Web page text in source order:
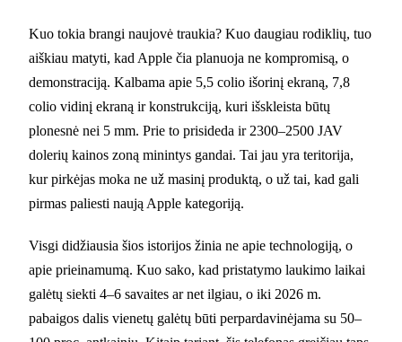
Kuo tokia brangi naujovė traukia? Kuo daugiau rodiklių, tuo
aiškiau matyti, kad Apple čia planuoja ne kompromisą, o
demonstraciją. Kalbama apie 5,5 colio išorinį ekraną, 7,8
colio vidinį ekraną ir konstrukciją, kuri išskleista būtų
plonesnė nei 5 mm. Prie to prisideda ir 2300–2500 JAV
dolerių kainos zoną minintys gandai. Tai jau yra teritorija,
kur pirkėjas moka ne už masinį produktą, o už tai, kad gali
pirmas paliesti naują Apple kategoriją.
Visgi didžiausia šios istorijos žinia ne apie technologiją, o
apie prieinamumą. Kuo sako, kad pristatymo laukimo laikai
galėtų siekti 4–6 savaites ar net ilgiau, o iki 2026 m.
pabaigos dalis vienetų galėtų būti perpardavinėjama su 50–